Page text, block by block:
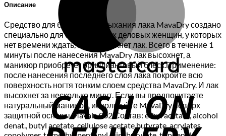
Описание
Средство для быстрого высыхания лака MavaDry создано
специально для современных деловых женщин, у которых
нет времени ждать, пока высохнет лак. Всего в течение 1
минуты после нанесения MavaDry лак высохнет, а
маникюр приобретет бриллиантовый блеск.Применение:
после нанесения последнего слоя лака покройте всю
поверхность ногтя тонким слоем средства MavaDry. И лак
высохнет за несколько минут. Если вы предпочитаете
натуральный маникюр, используйте MavaDry поверх
защитной основы Mavala 002.Состав: ethyl acetate, alcohol
denat., butyl acetate, cellulose acetate butyrate, acrylates